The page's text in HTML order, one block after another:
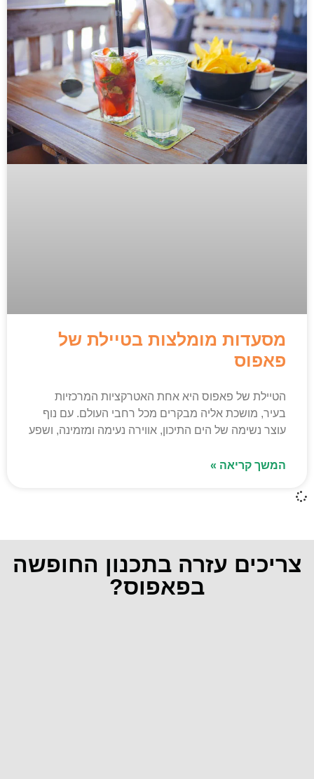
מסעדות מומלצות בטיילת של
פאפוס
הטיילת של פאפוס היא אחת האטרקציות המרכזיות
בעיר, מושכת אליה מבקרים מכל רחבי העולם. עם נוף
עוצר נשימה של הים התיכון, אווירה נעימה ומזמינה, ושפע
המשך קריאה »
צריכים עזרה בתכנון החופשה
בפאפוס?